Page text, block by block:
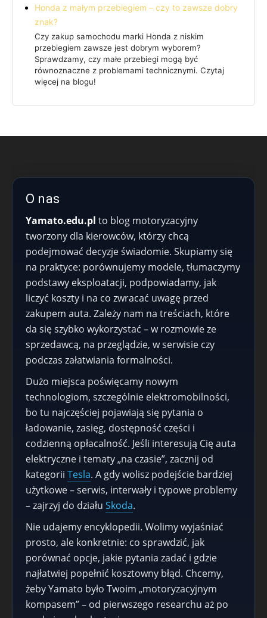
Honda z małym przebiegiem – czy to zawsze dobry
znak?
Czy zakup samochodu marki Honda z niskim
przebiegiem zawsze jest dobrym wyborem?
Sprawdzamy, czy małe przebiegi mogą być
równoznaczne z problemami technicznymi. Czytaj
więcej na blogu!
O nas
Yamato.edu.pl to blog motoryzacyjny
tworzony dla kierowców, którzy chcą
podejmować decyzje świadomie. Skupiamy się
na praktyce: porównujemy modele, tłumaczymy
podstawy eksploatacji, podpowiadamy, jak
liczyć koszty i na co zwracać uwagę przed
zakupem auta. Zależy nam na treściach, które
da się szybko wykorzystać – w rozmowie ze
sprzedawcą, na przeglądzie, w serwisie czy
podczas załatwiania formalności.
Dużo miejsca poświęcamy nowym
technologiom, szczególnie elektromobilności,
bo tu najczęściej pojawiają się pytania o
ładowanie, zasięg, dostępność części i
codzienną opłacalność. Jeśli interesują Cię auta
elektryczne i tematy „na czasie”, zacznij od
kategorii Tesla. A gdy wolisz podejście bardziej
użytkowe – serwis, interwały i typowe problemy
– zajrzyj do działu Skoda.
Nie udajemy encyklopedii. Wolimy wyjaśniać
prosto, ale konkretnie: co sprawdzić, jak
porównać opcje, jakie pytania zadać i gdzie
najłatwiej popełnić kosztowny błąd. Chcemy,
żeby Yamato było Twoim „motoryzacyjnym
kompasem” – od pierwszego researchu aż po